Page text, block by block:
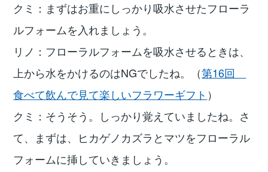
クミ：まずはお重にしっかり吸水させたフローラ
ルフォームを入れましょう。
リノ：フローラルフォームを吸水させるときは、
上から水をかけるのはNGでしたね。（第16回
食べて飲んで見て楽しいフラワーギフト ）
クミ：そうそう。しっかり覚えていましたね。さ
て、まずは、ヒカゲノカズラとマツをフローラル
フォームに挿していきましょう。